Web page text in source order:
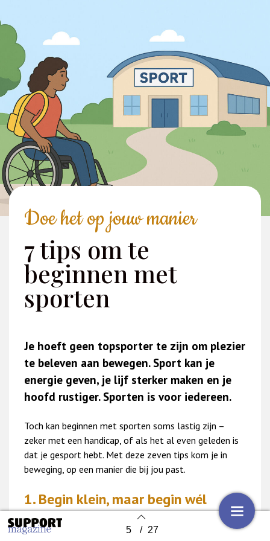
Back to index 5 / 27
Doe het op jouw manier
7 tips om te
beginnen met
sporten
Je hoeft geen topsporter te zijn om plezier
te beleven aan bewegen. Sport kan je
energie geven, je lijf sterker maken en je
hoofd rustiger. Sporten is voor iedereen.
Toch kan beginnen met sporten soms lastig zijn –
zeker met een handicap, of als het al even geleden is
dat je gesport hebt. Met deze zeven tips kom je in
beweging, op een manier die bij jou past.
1. Begin klein, maar begin wél
Je hoeft niet meteen drie keer per week naar de
sportschool. Start met wat haalbaar is: een korte